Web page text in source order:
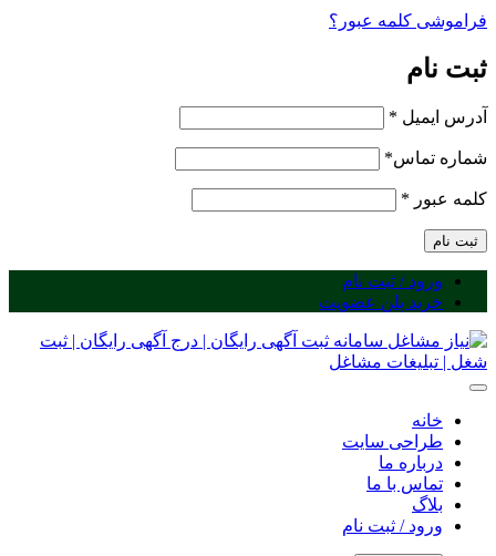
فراموشی کلمه عبور؟
ثبت نام
آدرس ایمیل *
شماره تماس*
کلمه عبور *
ثبت نام
ورود / ثبت نام
خرید پلن عضویت
خانه
طراحی سایت
درباره ما
تماس با ما
بلاگ
ورود / ثبت نام